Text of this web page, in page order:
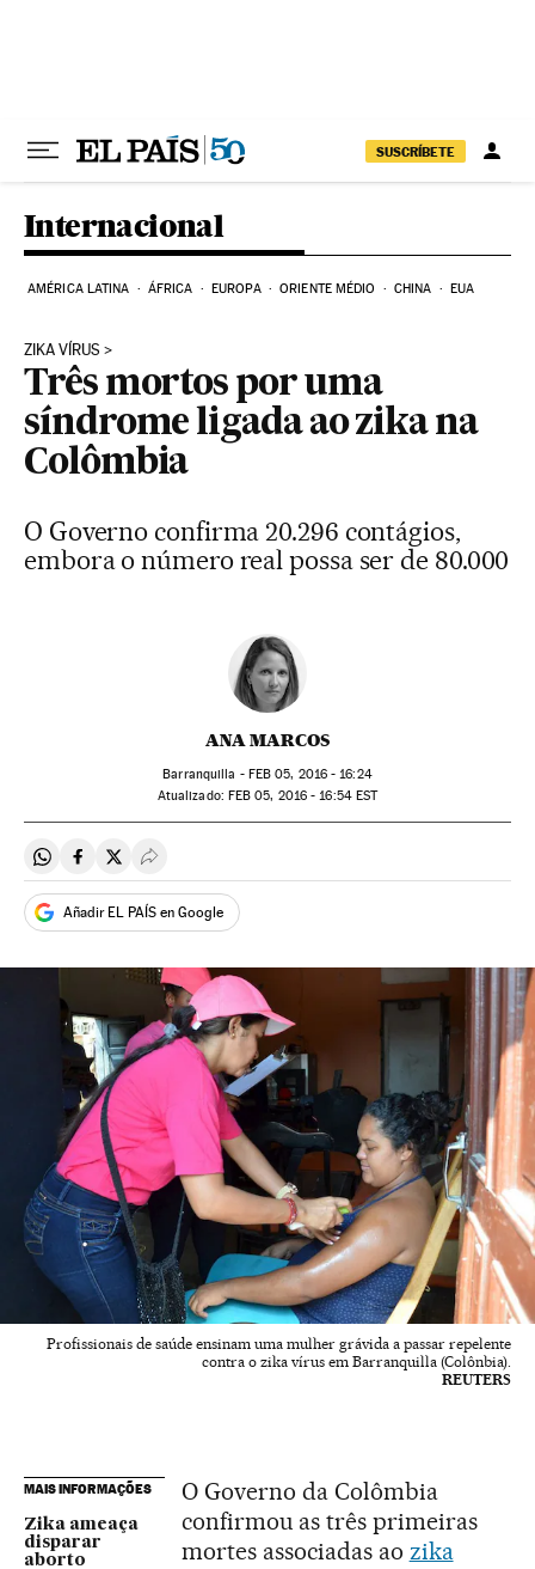
SUSCRÍBETE
Internacional
AMÉRICA LATINA ÁFRICA EUROPA ORIENTE MÉDIO CHINA EUA
ZIKA VÍRUS
Três mortos por uma
síndrome ligada ao zika na
Colômbia
O Governo confirma 20.296 contágios,
embora o número real possa ser de 80.000
ANA MARCOS
Barranquilla - FEB 05, 2016 - 16:24
atualizado: FEB 05, 2016 - 16:54EST
Compartir en Whatsapp
Compartir en Facebook
Compartir en Twitter
Desplegar Redes Sociales
Añadir EL PAÍS en Google
Profissionais de saúde ensinam uma mulher grávida a passar repelente
contra o zika vírus em Barranquilla (Colônbia).
REUTERS
MAIS INFORMAÇÕES
Zika ameaça
disparar
aborto
O Governo da Colômbia
confirmou as três primeiras
mortes associadas ao zika